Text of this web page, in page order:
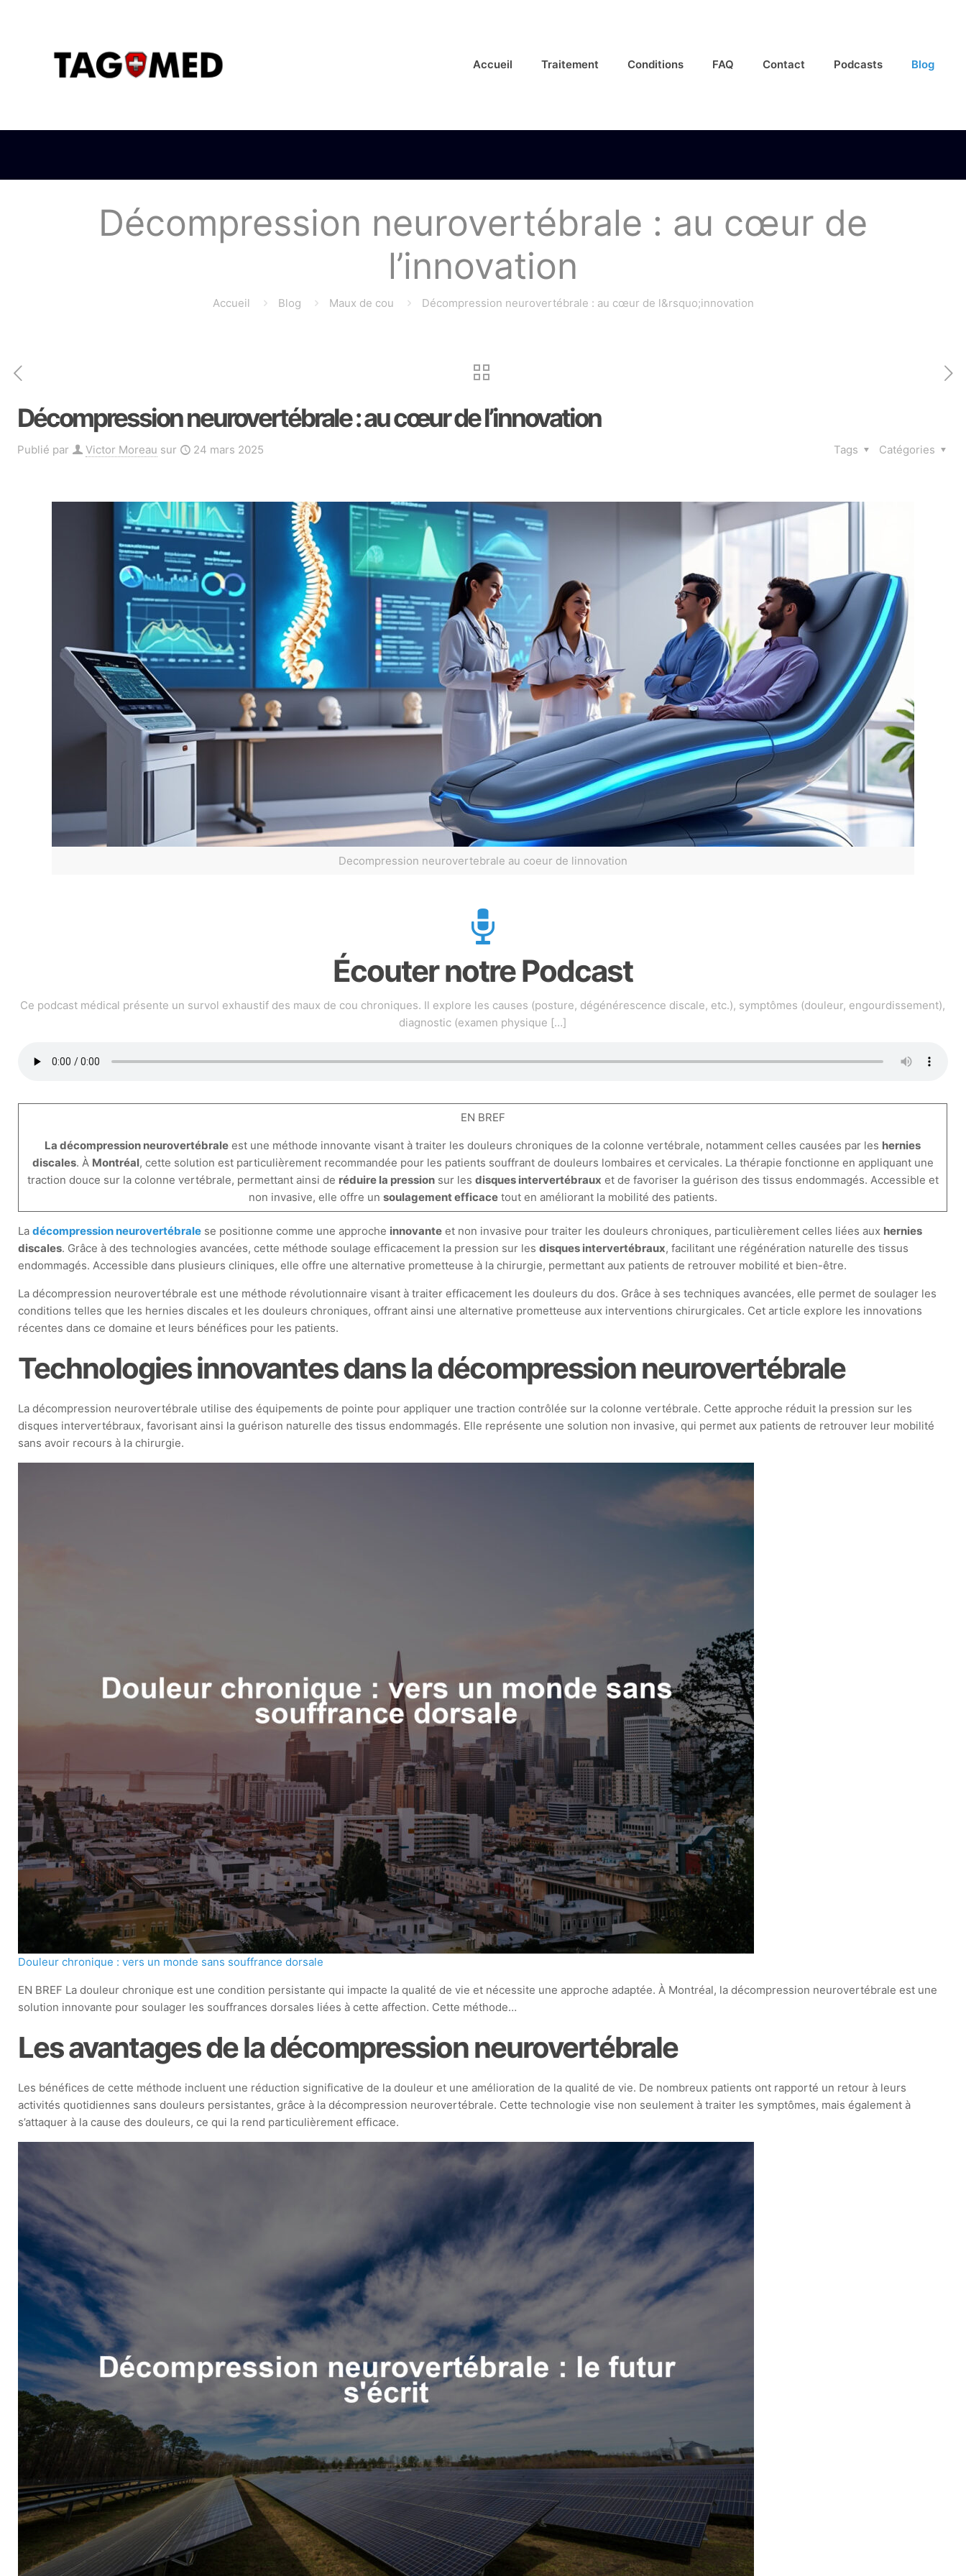
Accueil Traitement Conditions FAQ Contact Podcasts Blog
Décompression neurovertébrale : au cœur de
l’innovation
Accueil Blog Maux de cou Décompression neurovertébrale : au cœur de l&rsquo;innovation
Décompression neurovertébrale : au cœur de l’innovation
Publié par Victor Moreau sur 24 mars 2025 Catégories
Tags
Decompression neurovertebrale au coeur de linnovation
Écouter notre Podcast
Ce podcast médical présente un survol exhaustif des maux de cou chroniques. Il explore les causes (posture, dégénérescence discale, etc.), symptômes (douleur, engourdissement),
diagnostic (examen physique […]
EN BREF
La décompression neurovertébrale est une méthode innovante visant à traiter les douleurs chroniques de la colonne vertébrale, notamment celles causées par les hernies
discales. À Montréal, cette solution est particulièrement recommandée pour les patients souffrant de douleurs lombaires et cervicales. La thérapie fonctionne en appliquant une
traction douce sur la colonne vertébrale, permettant ainsi de réduire la pressionsur les disques intervertébraux et de favoriser la guérison des tissus endommagés. Accessible et
non invasive, elle offre un soulagement efficacetout en améliorant la mobilité des patients.
Ladécompression neurovertébrale se positionne comme une approche innovante et non invasive pour traiter les douleurs chroniques, particulièrement celles liées aux hernies
discales. Grâce à des technologies avancées, cette méthode soulage efficacement la pression sur lesdisques intervertébraux, facilitant une régénération naturelle des tissus
endommagés. Accessible dans plusieurs cliniques, elle offre une alternative prometteuse à la chirurgie, permettant aux patients de retrouver mobilité et bien-être.
La décompression neurovertébrale est une méthode révolutionnaire visant à traiter efficacement les douleurs du dos. Grâce à ses techniques avancées, elle permet de soulager les
conditions telles que les hernies discales et les douleurs chroniques, offrant ainsi une alternative prometteuse aux interventions chirurgicales. Cet article explore les innovations
récentes dans ce domaine et leurs bénéfices pour les patients.
Technologies innovantes dans la décompression neurovertébrale
La décompression neurovertébrale utilise des équipements de pointe pour appliquer une traction contrôlée sur la colonne vertébrale. Cette approche réduit la pression sur les
disques intervertébraux, favorisant ainsi la guérison naturelle des tissus endommagés. Elle représente une solution non invasive, qui permet aux patients de retrouver leur mobilité
sans avoir recours à la chirurgie.
Douleur chronique : vers un monde sans souffrance dorsale
EN BREF La douleur chronique est une condition persistante qui impacte la qualité de vie et nécessite une approche adaptée. À Montréal, la décompression neurovertébrale est une
solution innovante pour soulager les souffrances dorsales liées à cette affection. Cette méthode…
Les avantages de la décompression neurovertébrale
Les bénéfices de cette méthode incluent une réduction significative de la douleur et une amélioration de la qualité de vie. De nombreux patients ont rapporté un retour à leurs
activités quotidiennes sans douleurs persistantes, grâce à la décompression neurovertébrale. Cette technologie vise non seulement à traiter les symptômes, mais également à
s’attaquer à la cause des douleurs, ce qui la rend particulièrement efficace.